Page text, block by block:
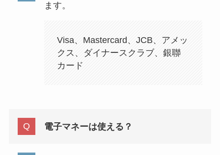
ます。
Visa、Mastercard、JCB、アメッ
クス、ダイナースクラブ、銀聯
カード
電子マネーは使える？